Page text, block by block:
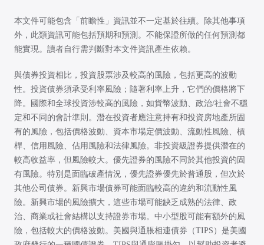
本文件可能包含「前瞻性」資訊並不一定基於往續。除其他事項
外，此類資訊可能包括預期和預測。不能保證所做的任何預測都
能實現。讀者自行需判斷對本文件資訊產生依賴。
與債券投資相比，投資股票涉及較高的風險，包括更高的波動
性。投資債券須承受利率風險；隨著利率上升，它們的價格將下
降。國際和全球投資涉較高的風險，如貨幣波動、政治/社會不穩
定和不同的會計準則。潛在投資者應注意持有和投資房地產所固
有的風險，包括價格波動、資本市場定價波動、流動性風險、槓
桿、信用風險、佔用風險和法律風險。非投資級證券提供潛在的
較高收益率，但風險較大。優先證券的風險不同於其他投資的固
有風險。特別是面臨破產情況，優先證券優先於普通股，但次於
其他公司債券。新興市場債券可能面臨較高的違約和流動性風
險。新興市場的風險擴大，這些市場可能缺乏成熟的法律、政
治、商業或社會結構以支持證券市場。中小型股可能有額外的風
險，包括較大的價格波動。美國與通脹相連債券（TIPS）是美國